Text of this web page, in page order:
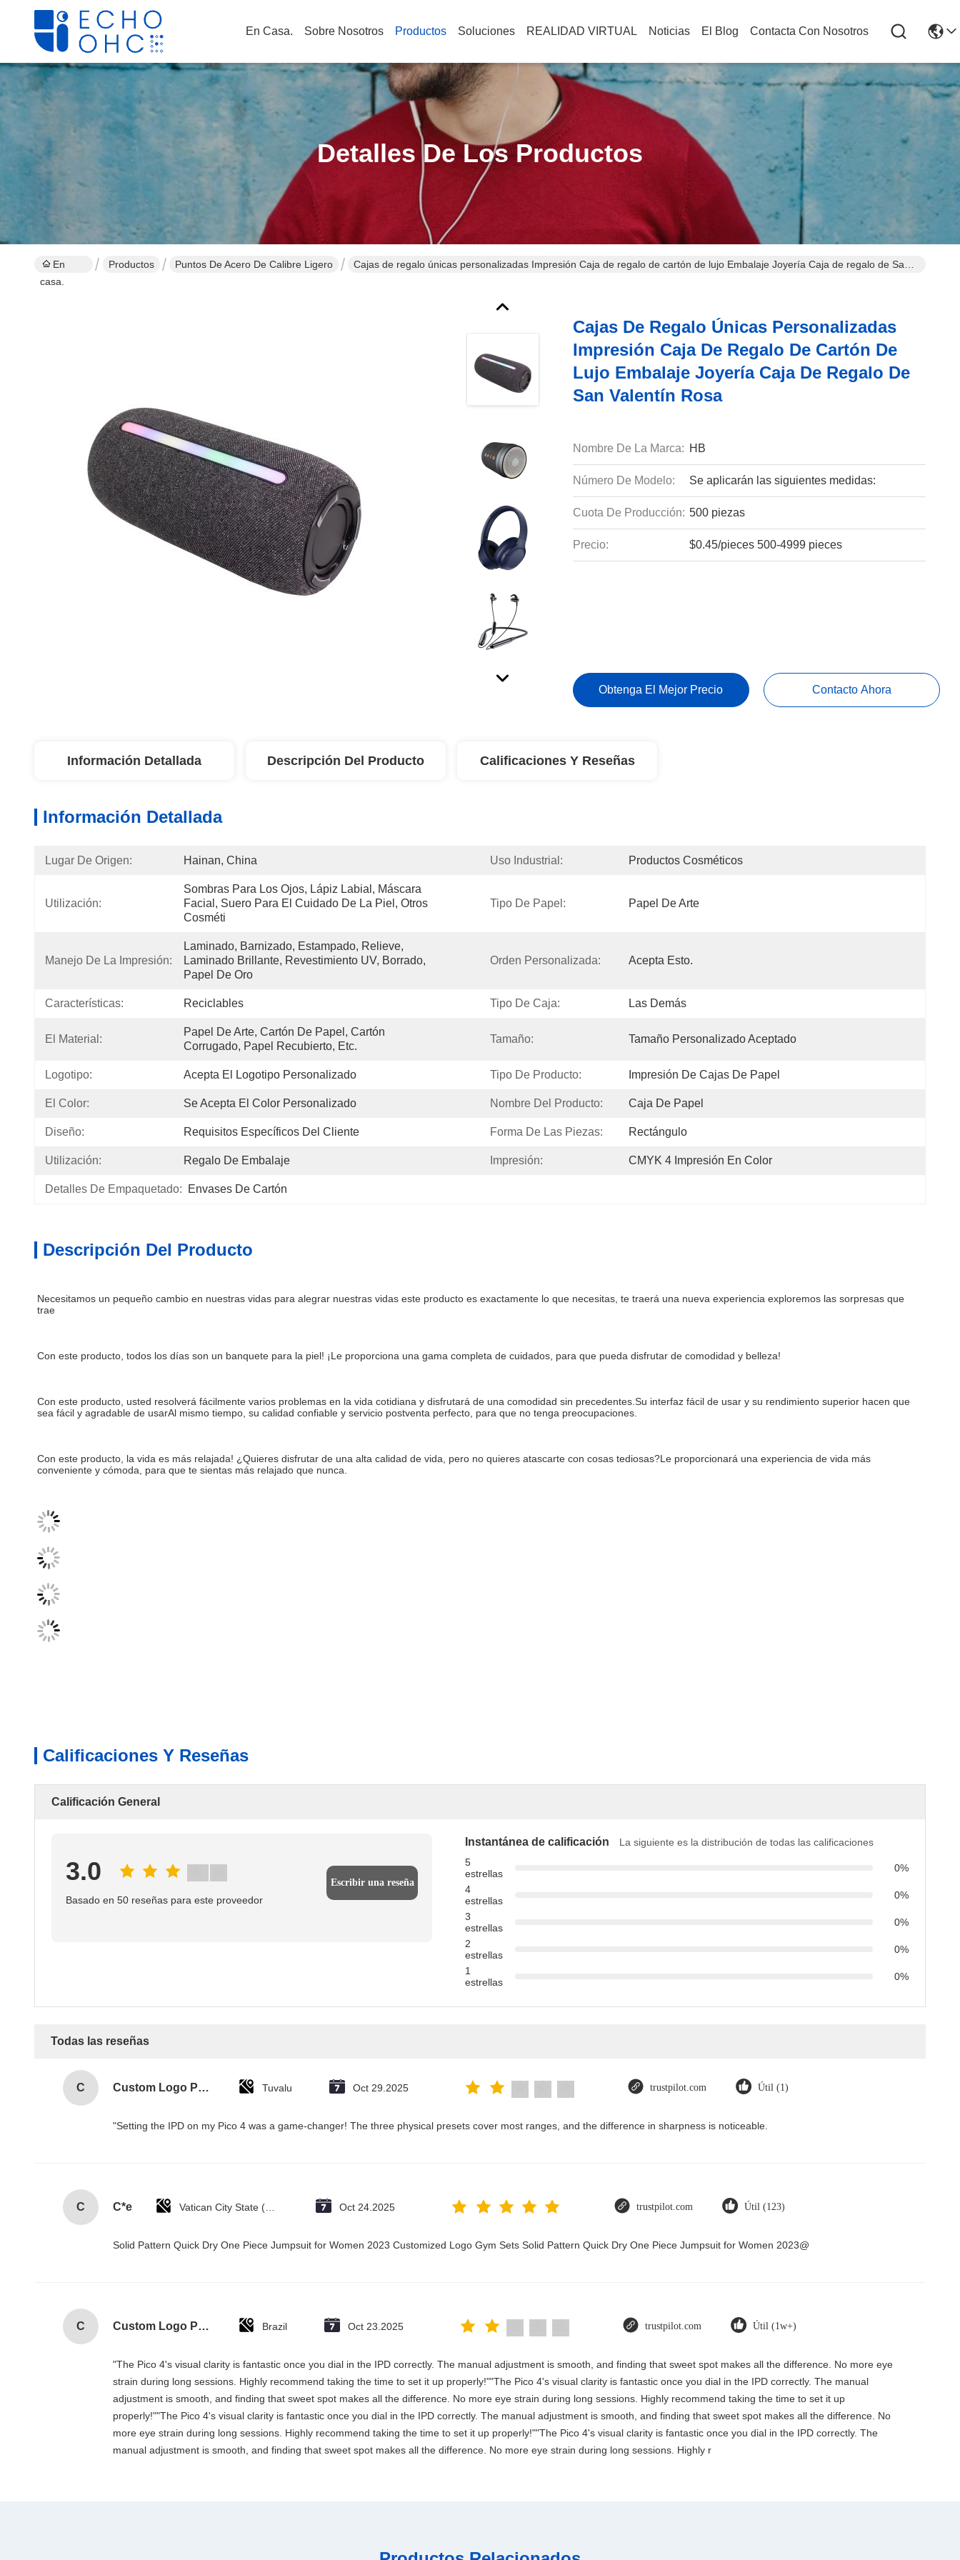
En Casa. Sobre Nosotros Productos Soluciones REALIDAD VIRTUAL Noticias El Blog Contacta Con Nosotros
Detalles De Los Productos
En
casa.
Productos Puntos De Acero De Calibre Ligero
Cajas de regalo únicas personalizadas Impresión Caja de regalo de cartón de lujo Embalaje Joyería Caja de regalo de San
Cajas De Regalo Únicas Personalizadas
Impresión Caja De Regalo De Cartón De
Lujo Embalaje Joyería Caja De Regalo De
San Valentín Rosa
Nombre De La Marca: HB
Número De Modelo: Se aplicarán las siguientes medidas:
Cuota De Producción: 500 piezas
Precio: $0.45/pieces 500-4999 pieces
Obtenga El Mejor Precio Contacto Ahora
Información Detallada Descripción Del Producto Calificaciones Y Reseñas
Información Detallada
Lugar De Origen: Hainan, China Uso Industrial: Productos Cosméticos
Utilización:
Sombras Para Los Ojos, Lápiz Labial, Máscara
Facial, Suero Para El Cuidado De La Piel, Otros
Cosméti
Tipo De Papel: Papel De Arte
Manejo De La Impresión:
Laminado, Barnizado, Estampado, Relieve,
Laminado Brillante, Revestimiento UV, Borrado,
Papel De Oro
Orden Personalizada: Acepta Esto.
Características: Reciclables Tipo De Caja: Las Demás
El Material:
Papel De Arte, Cartón De Papel, Cartón
Corrugado, Papel Recubierto, Etc.
Tamaño: Tamaño Personalizado Aceptado
Logotipo: Acepta El Logotipo Personalizado Tipo De Producto: Impresión De Cajas De Papel
El Color: Se Acepta El Color Personalizado Nombre Del Producto: Caja De Papel
Diseño: Requisitos Específicos Del Cliente Forma De Las Piezas: Rectángulo
Utilización: Regalo De Embalaje Impresión: CMYK 4 Impresión En Color
Detalles De Empaquetado: Envases De Cartón
Descripción Del Producto
Necesitamos un pequeño cambio en nuestras vidas para alegrar nuestras vidas este producto es exactamente lo que necesitas, te traerá una nueva experiencia exploremos las sorpresas que
trae
Con este producto, todos los días son un banquete para la piel! ¡Le proporciona una gama completa de cuidados, para que pueda disfrutar de comodidad y belleza!
Con este producto, usted resolverá fácilmente varios problemas en la vida cotidiana y disfrutará de una comodidad sin precedentes.Su interfaz fácil de usar y su rendimiento superior hacen que
sea fácil y agradable de usarAl mismo tiempo, su calidad confiable y servicio postventa perfecto, para que no tenga preocupaciones.
Con este producto, la vida es más relajada! ¿Quieres disfrutar de una alta calidad de vida, pero no quieres atascarte con cosas tediosas?Le proporcionará una experiencia de vida más
conveniente y cómoda, para que te sientas más relajado que nunca.
Calificaciones Y Reseñas
Calificación General
3.0
Basado en 50 reseñas para este proveedor
Escribir una reseña
Instantánea de calificación
La siguiente es la distribución de todas las calificaciones
5
estrellas
0%
4
estrellas
0%
3
estrellas
0%
2
estrellas
0%
1
estrellas
0%
Todas las reseñas
C Custom Logo Paper Cardboard Packing Folding White / Black / Rose Gold Luxury Magnetic Gift Box with Ribbon Closure Tuvalu Oct 29.2025 trustpilot.com Útil (1)
"Setting the IPD on my Pico 4 was a game-changer! The three physical presets cover most ranges, and the difference in sharpness is noticeable.
C C*e Oct 24.2025 trustpilot.com Útil (123)
Solid Pattern Quick Dry One Piece Jumpsuit for Women 2023 Customized Logo Gym Sets Solid Pattern Quick Dry One Piece Jumpsuit for Women 2023@
C Custom Logo Paper Cardboard Packing Folding White / Black / Rose Gold Luxury Magnetic Gift Box with Ribbon Closure Brazil Oct 23.2025 trustpilot.com Útil (1w+)
"The Pico 4's visual clarity is fantastic once you dial in the IPD correctly. The manual adjustment is smooth, and finding that sweet spot makes all the difference. No more eye
strain during long sessions. Highly recommend taking the time to set it up properly!""The Pico 4's visual clarity is fantastic once you dial in the IPD correctly. The manual
adjustment is smooth, and finding that sweet spot makes all the difference. No more eye strain during long sessions. Highly recommend taking the time to set it up
properly!""The Pico 4's visual clarity is fantastic once you dial in the IPD correctly. The manual adjustment is smooth, and finding that sweet spot makes all the difference. No
more eye strain during long sessions. Highly recommend taking the time to set it up properly!""The Pico 4's visual clarity is fantastic once you dial in the IPD correctly. The
manual adjustment is smooth, and finding that sweet spot makes all the difference. No more eye strain during long sessions. Highly r